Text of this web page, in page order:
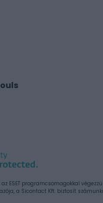
ESET programcsomagokkal
a Sicontact Kft. biztosít